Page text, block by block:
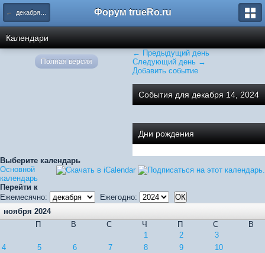
← декабря 2024 Форум trueRo.ru
Календари
← Предыдущий день
Следующий день →
Добавить событие
События для декабря 14, 2024
Дни рождения
Выберите календарь
Основной
календарь
Перейти к
Ежемесячно:
Ежегодно:
ноября 2024
П
В С Ч П С
В
1
2
3
4
5 6 7 8 9
10
Полная версия